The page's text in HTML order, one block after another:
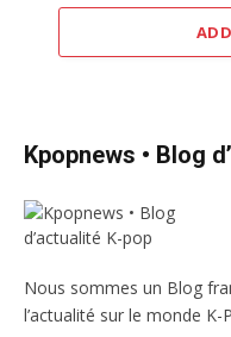
Kpopnews • Blog
Nous sommes un Blog
l’actualité sur le monde